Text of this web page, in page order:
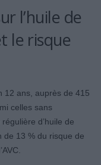
l’huile de
le risque
12 ans, auprès de 415
celles sans
d’huile de
de 13 % du risque de